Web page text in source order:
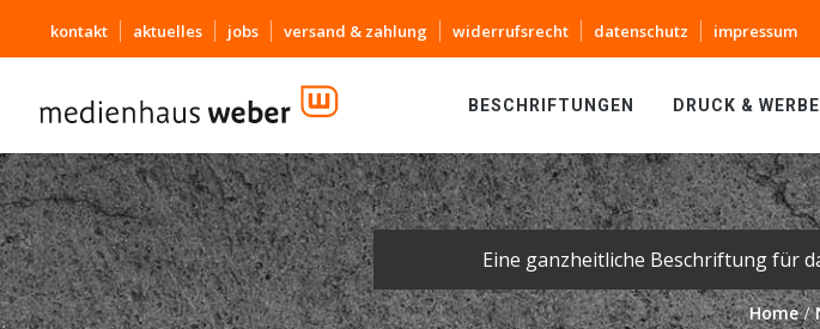
kontakt aktuelles jobs versand & zahlung widerrufsrecht datenschutz impressum
BESCHRIFTUNGEN DRUCK &
Eine ganzheitliche Beschriftung für
Home